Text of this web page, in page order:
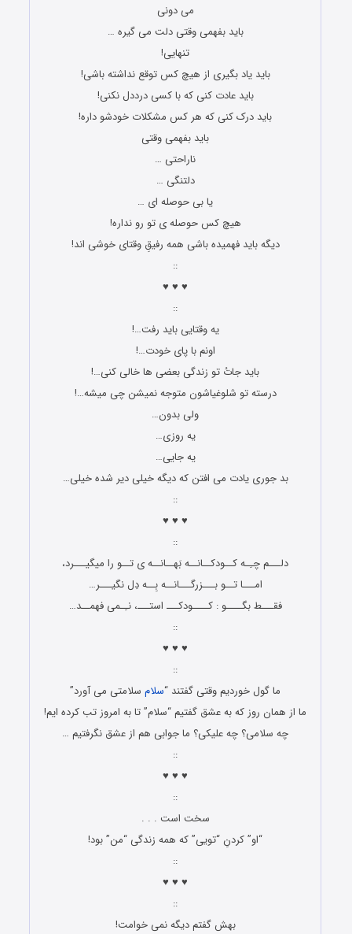
می دونی
باید بفهمی وقتی دلت می گیره …
تنهایی!
باید یاد بگیری از هیچ کس توقع نداشته باشی!
باید عادت کنی که با کسی درددل نکنی!
باید درک کنی که هر کس مشکلات خودشو داره!
باید بفهمی وقتی
ناراحتی …
دلتنگی …
یا بی حوصله ای …
هیچ کس حوصله ی تو رو نداره!
دیگه باید فهمیده باشی همه رفیقِ وقتای خوشی اند!
::
♥ ♥ ♥
::
یه وقتایی باید رفت…!
اونم با پای خودت…!
باید جاتُ تو زندگی بعضی ها خالی کنی…!
درسته تو شلوغیاشون متوجه نمیشن چی میشه…!
ولی بدون…
یه روزی…
یه جایی…
بد جوری یادت می افتن که دیگه خیلی دیر شده خیلی…
::
♥ ♥ ♥
::
دلـــم چـِـه کــودکــانــه بَهــانــه ی تــو را میگیـــرد،
امـــا تــو بـــزرگـــانــه بِــه دِل نگیـــر…
فقـــط بگــــو : کــــودکـــ استـــ، نـِـمی فهمــد…
::
♥ ♥ ♥
::
ما گول خوردیم وقتی گفتند “سلام سلامتی می آورد”
ما از همان روز که به عشق گفتیم “سلام” تا به امروز تب کرده ایم!
چه سلامی؟ چه علیکی؟ ما جوابی هم از عشق نگرفتیم …
::
♥ ♥ ♥
::
سخت است . . .
“او” کردنِ “تویى” که همه زندگى “من” بود!
::
♥ ♥ ♥
::
بهش گفتم دیگه نمی خوامت!